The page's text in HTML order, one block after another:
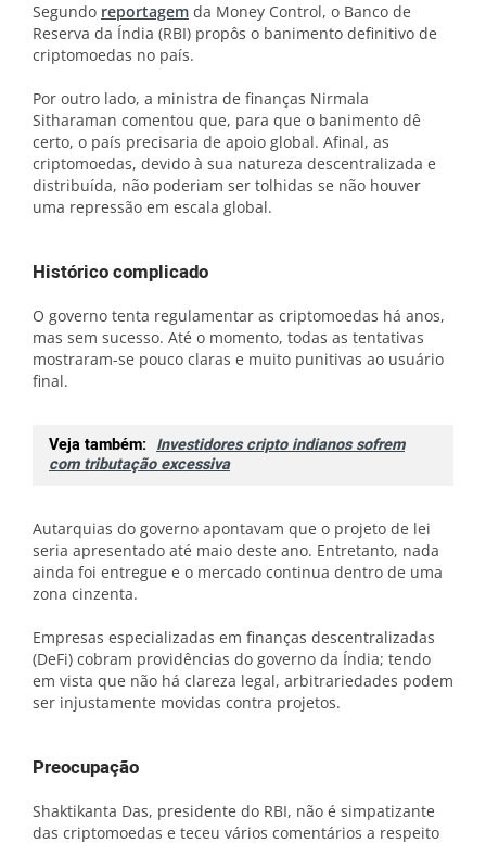
Segundo reportagem da Money Control, o Banco de
Reserva da Índia (RBI) propôs o banimento definitivo de
criptomoedas no país.
Por outro lado, a ministra de finanças Nirmala
Sitharaman comentou que, para que o banimento dê
certo, o país precisaria de apoio global. Afinal, as
criptomoedas, devido à sua natureza descentralizada e
distribuída, não poderiam ser tolhidas se não houver
uma repressão em escala global.
Histórico complicado
O governo tenta regulamentar as criptomoedas há anos,
mas sem sucesso. Até o momento, todas as tentativas
mostraram-se pouco claras e muito punitivas ao usuário
final.
Veja também: Investidores cripto indianos sofrem
com tributação excessiva
Autarquias do governo apontavam que o projeto de lei
seria apresentado até maio deste ano. Entretanto, nada
ainda foi entregue e o mercado continua dentro de uma
zona cinzenta.
Empresas especializadas em finanças descentralizadas
(DeFi) cobram providências do governo da Índia; tendo
em vista que não há clareza legal, arbitrariedades podem
ser injustamente movidas contra projetos.
Preocupação
Shaktikanta Das, presidente do RBI, não é simpatizante
das criptomoedas e teceu vários comentários a respeito